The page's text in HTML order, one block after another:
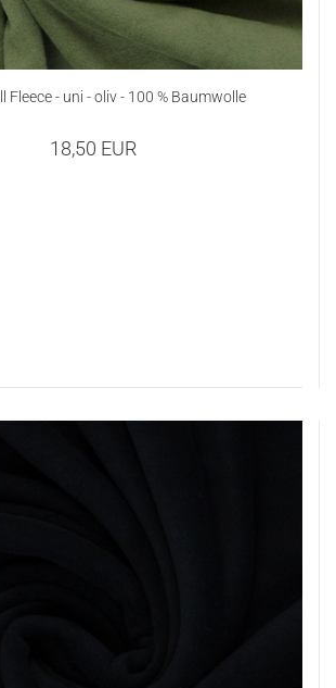
Fleece - uni - oliv - 100 % Baumwolle
18,50 EUR